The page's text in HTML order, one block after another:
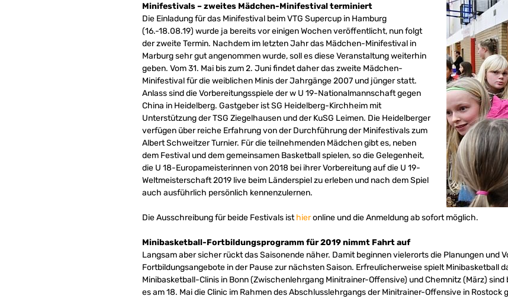
Minifestivals – zweites Mädchen-Minifestival terminiert
Die Einladung für das Minifestival beim VTG Supercup in Hamburg
(16.-18.08.19) wurde ja bereits vor einigen Wochen veröffentlicht, nun folgt
der zweite Termin. Nachdem im letzten Jahr das Mädchen-Minifestival in
Marburg sehr gut angenommen wurde, soll es diese Veranstaltung weiterhin
geben. Vom 31. Mai bis zum 2. Juni findet daher das zweite Mädchen-
Minifestival für die weiblichen Minis der Jahrgänge 2007 und jünger statt.
Anlass sind die Vorbereitungsspiele der w U 19-Nationalmannschaft gegen
China in Heidelberg. Gastgeber ist SG Heidelberg-Kirchheim mit
Unterstützung der TSG Ziegelhausen und der KuSG Leimen. Die Heidelberger
verfügen über reiche Erfahrung von der Durchführung der Minifestivals zum
Albert Schweitzer Turnier. Für die teilnehmenden Mädchen gibt es, neben
dem Festival und dem gemeinsamen Basketball spielen, so die Gelegenheit,
die U 18-Europameisterinnen von 2018 bei ihrer Vorbereitung auf die U 19-
Weltmeisterschaft 2019 live beim Länderspiel zu erleben und nach dem Spiel
auch ausführlich persönlich kennenzulernen.
Die Ausschreibung für beide Festivals isthieronline und die Anmeldung ab sofort möglich.
Minibasketball-Fortbildungsprogramm für 2019 nimmt Fahrt auf
Langsam aber sicher rückt das Saisonende näher. Damit beginnen vielerorts die Planungen und
Fortbildungsangebote in der Pause zur nächsten Saison. Erfreulicherweise spielt Minibasketball
Minibasketball-Clinis in Bonn (Zwischenlehrgang Minitrainer-Offensive) und Chemnitz (März)
es am 18. Mai die Clinic im Rahmen des Abschlusslehrgangs der Minitrainer-Offensive in Rostock